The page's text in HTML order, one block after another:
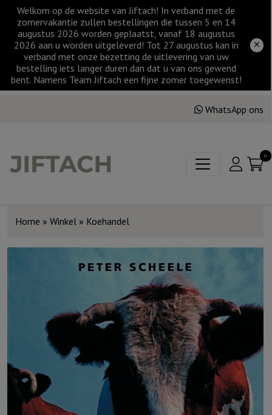
Welkom op de website van Jiftach! In verband met de
zomervakantie zullen bestellingen die tussen 5 en 14
augustus 2026 worden geplaatst, vanaf 18 augustus
2026 aan u worden uitgeleverd! Tot 27 augustus kan in
verband met onze bezetting de uitlevering van uw
bestelling iets langer duren dan dat u van ons gewend
bent. Namens Team Jiftach een fijne zomer toegewenst!
WhatsApp ons
0
Home » Winkel » Koehandel